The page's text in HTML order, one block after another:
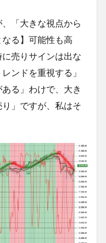
「大きな視点から
る】可能性も高
売りサインは出な
ンドを重視する」
る」わけで、大き
」ですが、私はそ